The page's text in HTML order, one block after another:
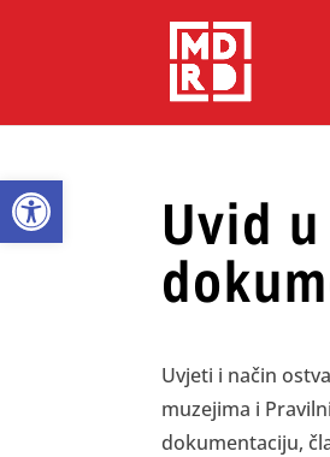
Open toolbar Uvid
Uvjeti i način
muzejima i
dokumentaciju,